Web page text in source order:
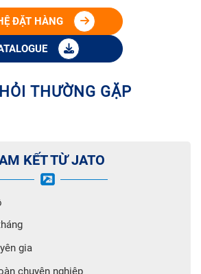
ĐẶT HÀNG
THƯỜNG GẶP
KẾT TỪ JATO
gia
chuyên nghiệp